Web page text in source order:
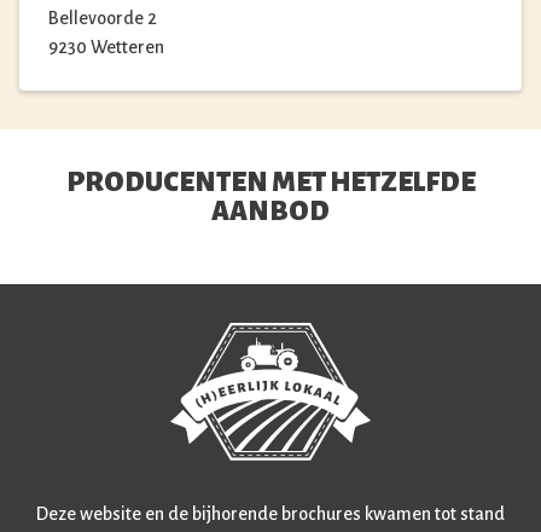
Bellevoorde 2
9230 Wetteren
PRODUCENTEN MET HETZELFDE
AANBOD
Deze website en de bijhorende brochures kwamen tot stand